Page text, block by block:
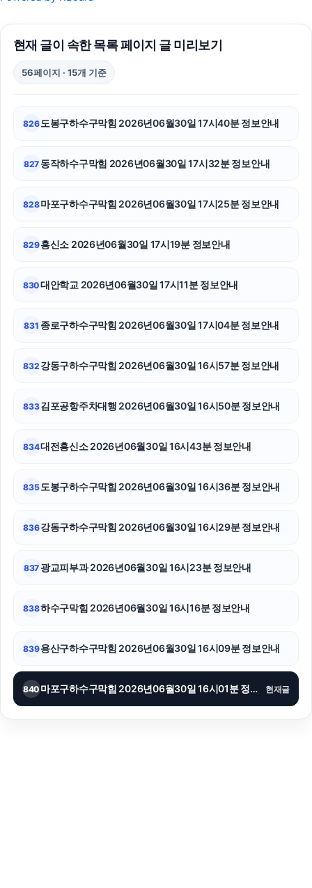
말기암요양병원
유방암요양병원
강남상간소송변호사
고양이파양
하수구막힘
강아지보호소
불륜증거
현재 글이 속한 목록 페이지 글 미리보기
56페이지 · 15개 기준
826 도봉구하수구막힘 2026년06월30일 17시40분 정보안내
827 동작하수구막힘 2026년06월30일 17시32분 정보안내
828마포구하수구막힘 2026년06월30일 17시25분 정보안내
829흥신소 2026년06월30일 17시19분 정보안내
830대안학교 2026년06월30일 17시11분 정보안내
831 종로구하수구막힘 2026년06월30일 17시04분 정보안내
832 강동구하수구막힘 2026년06월30일 16시57분 정보안내
833김포공항주차대행 2026년06월30일 16시50분 정보안내
834대전흥신소 2026년06월30일 16시43분 정보안내
835 도봉구하수구막힘 2026년06월30일 16시36분 정보안내
836강동구하수구막힘 2026년06월30일 16시29분 정보안내
837 광교피부과 2026년06월30일 16시23분 정보안내
838하수구막힘 2026년06월30일 16시16분 정보안내
839용산구하수구막힘 2026년06월30일 16시09분 정보안내
840 마포구하수구막힘 2026년06월30일 16시01분 정보안내 현재글